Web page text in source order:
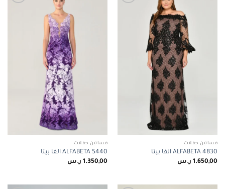
فساتين حفلات
ALFABETA 4830 الفا بيتا
1.650,00 ر.س
فساتين حفلات
ALFABETA 5440 الفا بيتا
1.350,00 ر.س